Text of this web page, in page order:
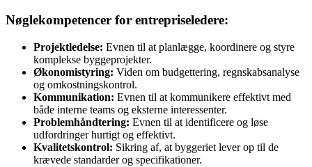
Nøglekompetencer for entrepriseledere:
Projektledelse: Evnen til at planlægge, koordinere og styre
komplekse byggeprojekter.
Økonomistyring: Viden om budgettering, regnskabsanalyse
og omkostningskontrol.
Kommunikation: Evnen til at kommunikere effektivt med
både interne teams og eksterne interessenter.
Problemhåndtering: Evnen til at identificere og løse
udfordringer hurtigt og effektivt.
Kvalitetskontrol: Sikring af, at byggeriet lever op til de
krævede standarder og specifikationer.